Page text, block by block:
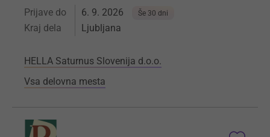
Prijave do 6. 9. 2026 Še 30 dni
Kraj dela Ljubljana
HELLA Saturnus Slovenija d.o.o.
Vsa delovna mesta